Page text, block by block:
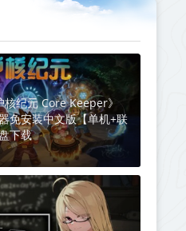
核纪元 Core Keeper》
免安装中文版【单机+联
下载